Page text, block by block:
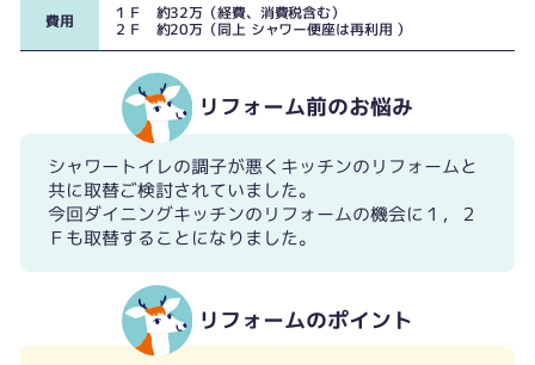
費用
１Ｆ 約32万（経費、消費税含む）
２Ｆ 約20万（同上 シャワー便座は再利用 ）
リフォーム前のお悩み
シャワートイレの調子が悪くキッチンのリフォームと
共に取替ご検討されていました。
今回ダイニングキッチンのリフォームの機会に１，２
Ｆも取替することになりました。
リフォームのポイント